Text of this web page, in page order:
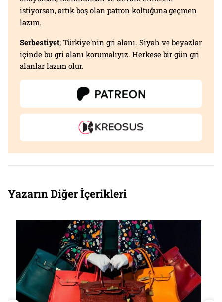
istiyorsan, artık boş olan patron koltuğuna geçmen
lazım.
Serbestiyet; Türkiye'nin gri alanı. Siyah ve beyazlar
içinde bu gri alanı korumalıyız. Herkese bir gün gri
alanlar lazım olur.
Yazarın Diğer İçerikleri